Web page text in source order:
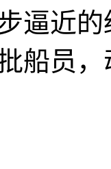
逼近
船员